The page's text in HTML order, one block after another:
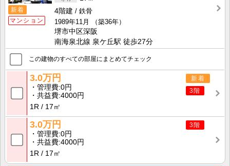
新着
マンション
4階建
鉄骨
1989年11月
（築36年）
堺市中区深阪
南海泉北線 泉ケ丘駅 徒歩27分
この建物のすべての部屋にまとめてチェック
新着
3階
3.0万円
管理費 0円
共益費 4000円
1R
17㎡
3階
3.0万円
管理費 0円
共益費 4000円
1R
17㎡